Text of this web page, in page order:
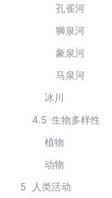
孔雀河
狮泉河
象泉河
马泉河
冰川
4.5 生物多样性
植物
动物
5
人类活动